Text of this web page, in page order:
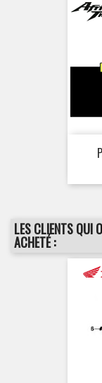
LES CLIENTS QUI
ACHETÉ :